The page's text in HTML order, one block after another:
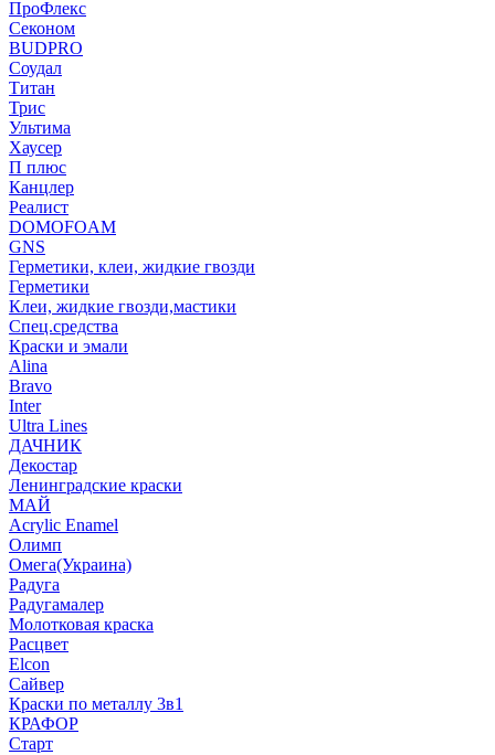
ПроФлекс
Секоном
BUDPRO
Соудал
Титан
Трис
Ультима
Хаусер
П плюс
Канцлер
Реалист
DOMOFOAM
GNS
Герметики, клеи, жидкие гвозди
Герметики
Клеи, жидкие гвозди,мастики
Спец.средства
Краски и эмали
Alina
Bravo
Inter
Ultra Lines
ДАЧНИК
Декостар
Ленинградские краски
МАЙ
Acrylic Enamel
Олимп
Омега(Украина)
Радуга
Радугамалер
Молотковая краска
Расцвет
Elcon
Сайвер
Краски по металлу 3в1
КРАФОР
Старт